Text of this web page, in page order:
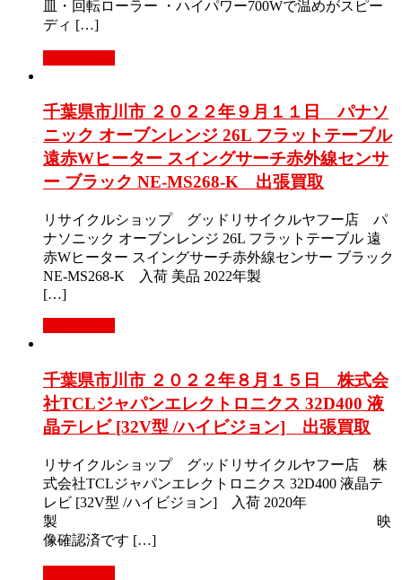
皿・回転ローラー ・ハイパワー700Wで温めがスピー
ディ […]
千葉県市川市 ２０２２年９月１１日 パナソ
ニック オーブンレンジ 26L フラットテーブル
遠赤Wヒーター スイングサーチ赤外線センサ
ー ブラック NE-MS268-K 出張買取
リサイクルショップ グッドリサイクルヤフー店 パ
ナソニック オーブンレンジ 26L フラットテーブル 遠
赤Wヒーター スイングサーチ赤外線センサー ブラック
NE-MS268-K 入荷 美品 2022年製
[…]
千葉県市川市 ２０２２年８月１５日 株式会
社TCLジャパンエレクトロニクス 32D400 液
晶テレビ [32V型 /ハイビジョン] 出張買取
リサイクルショップ グッドリサイクルヤフー店 株
式会社TCLジャパンエレクトロニクス 32D400 液晶テ
レビ [32V型 /ハイビジョン] 入荷 2020年
製 映
像確認済です […]